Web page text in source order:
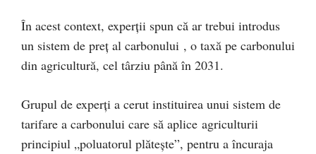
În acest context, experții spun că ar trebui introdus
un sistem de preț al carbonului , o taxă pe carbonului
din agricultură, cel târziu până în 2031.
Grupul de experți a cerut instituirea unui sistem de
tarifare a carbonului care să aplice agriculturii
principiul „poluatorul plătește”, pentru a încuraja